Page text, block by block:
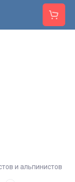
и альпинистов